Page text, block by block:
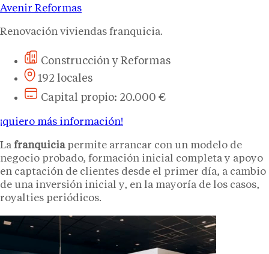
Avenir Reformas
Renovación viviendas franquicia.
Construcción y Reformas
192 locales
Capital propio: 20.000 €
¡quiero más información!
La franquiciapermite arrancar con un modelo de
negocio probado, formación inicial completa y apoyo
en captación de clientes desde el primer día, a cambio
de una inversión inicial y, en la mayoría de los casos,
royalties periódicos.